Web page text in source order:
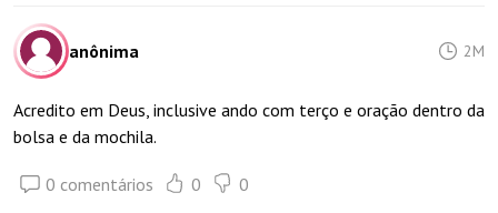
anônima 2M
Acredito em Deus, inclusive ando com terço e oração dentro da
bolsa e da mochila.
0 comentários 0 0